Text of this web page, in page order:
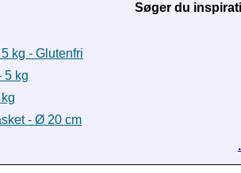
Søger du
kg - Glutenfri
5 kg
- Ø 20 cm